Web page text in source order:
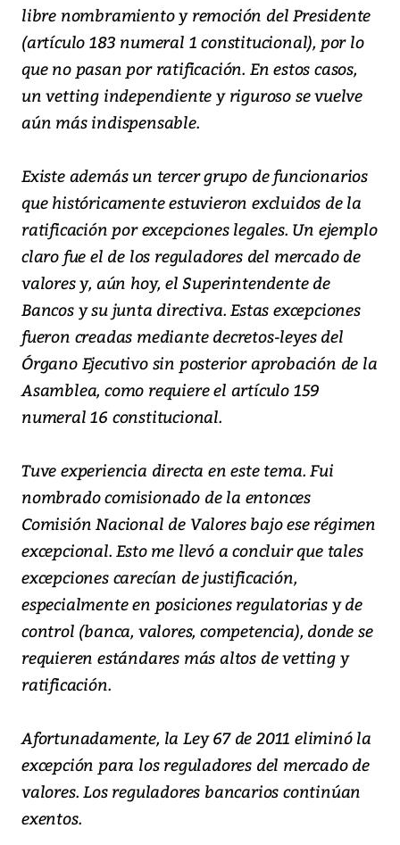
libre nombramiento y remoción del Presidente
(artículo 183 numeral 1 constitucional), por lo
que no pasan por ratificación. En estos casos,
un vetting independiente y riguroso se vuelve
aún más indispensable.
Existe además un tercer grupo de funcionarios
que históricamente estuvieron excluidos de la
ratificación por excepciones legales. Un ejemplo
claro fue el de los reguladores del mercado de
valores y, aún hoy, el Superintendente de
Bancos y su junta directiva. Estas excepciones
fueron creadas mediante decretos-leyes del
Órgano Ejecutivo sin posterior aprobación de la
Asamblea, como requiere el artículo 159
numeral 16 constitucional.
Tuve experiencia directa en este tema. Fui
nombrado comisionado de la entonces
Comisión Nacional de Valores bajo ese régimen
excepcional. Esto me llevó a concluir que tales
excepciones carecían de justificación,
especialmente en posiciones regulatorias y de
control (banca, valores, competencia), donde se
requieren estándares más altos de vetting y
ratificación.
Afortunadamente, la Ley 67 de 2011 eliminó la
excepción para los reguladores del mercado de
valores. Los reguladores bancarios continúan
exentos.